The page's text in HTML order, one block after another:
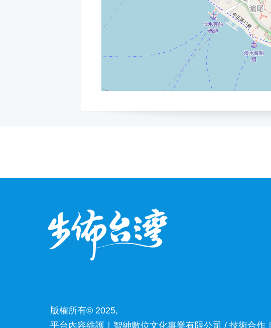
版權所有© 2025,
平台內容維護｜智紳數位文化事業有限公司 / 技術合作｜